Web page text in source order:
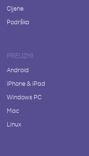
Cijene
Podrška
PREUZMI
Android
iPhone & iPad
Windows PC
Mac
Linux